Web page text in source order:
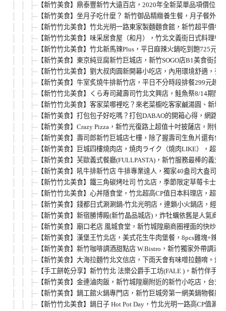
【新竹美食】鼎泰豐新竹大遠百店，2020年全新菜單品項價位
【新竹美食】坐月子吃什麼？ 新竹御品精緻養生餐，月子餐外
【新竹竹北美食】竹北光明一路東家製麵麵食館，新竹超平價
【新竹竹北美食】味采居食屋（和月），竹北文義街日式料理
【新竹竹北美食】竹北新馬辣Plus，平日麻辣火鍋吃到飽725
【新竹美食】東京純豆腐新竹巨城店，新竹SOGO店B1美食街
【新竹竹北美食】劉大叔肉圓新開幕小吃店，內用環境舒適，
【新竹美食】牛室炙燒牛排新竹店，平日不分時段排餐299元
【新竹竹北美食】くら寿司藏壽司竹北文興店，鮭魚祭8/14期
【新竹竹北美食】客家菜哪裡吃？來老菜櫥吃客家鹹湯圓、新
【新竹美食】打包包子好吃嗎？打包DABAO的開箱心得，網路
【新竹美食】Crazy Pizza，新竹光復路上超值十吋披薩店，附
【新竹美食】壽司郎新竹巨城店七樓，除了握壽司生魚片還有
【新竹美食】巨城四樓燒肉店，焼肉ライク（燒肉LIKE），超
【新竹美食】芙歐義式餐廳(FULLPASTA)，新竹服務最棒的義
【新竹美食】吼牛排新竹店 牛排專業達人，獨家40盎司大盎司
【新竹竹北美食】鐵三角碳烤吐司 竹北店，季節限定草莓卡士
【新竹竹北美食】心丼隱食堂，竹北超高CP值日本料理店，超
【新竹美食】錢都日式涮涮鍋-竹北光明店，連鎖小火鍋店，經
【新竹美食】新宿勝博殿(新竹晶品城店)，炸牡蠣依舊是人氣
【新竹美食】廟口老店 風城食堂，新竹城隍廟商圈裡面的快炒
【新竹美食】漢堡王竹北店，美式花生牛肉堡餐，8pcs雞塊+辣
【新竹美食】新竹咖啡調酒甜點店 W.Bistro，新竹獨家外帶調
【新竹美食】大海拉麵竹北文信店，下雨天會有味噌拉麵唷。
【手工餅乾分享】新竹竹北 法樂公爵手工坊(FALE )，新竹伴
【新竹美食】金連滷肉飯，新竹城隍廟附近的新竹小吃店，台
【新竹美食】鍋工館火鍋專門店，新竹巨城旁第一網美鍋物餐
【新竹竹北美食】鍋日子 Hot Pot Day，竹北光明一路高CP值